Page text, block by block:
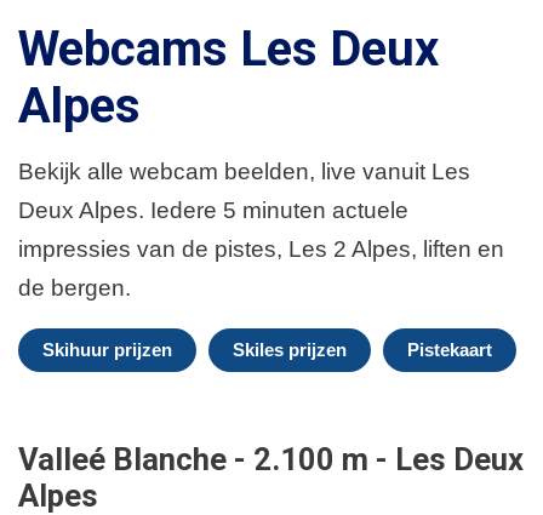
Webcams Les Deux
Alpes
Bekijk alle webcam beelden, live vanuit Les
Deux Alpes. Iedere 5 minuten actuele
impressies van de pistes, Les 2 Alpes, liften en
de bergen.
Skihuur prijzen Skiles prijzen Pistekaart
Valleé Blanche - 2.100 m - Les Deux
Alpes